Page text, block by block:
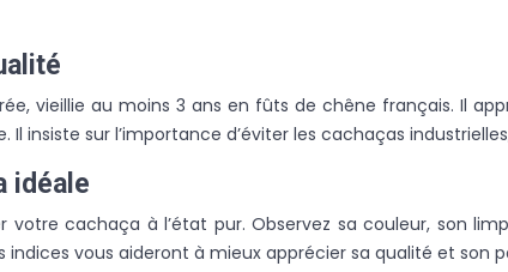
vieillie au moins 3 ans en fûts de chêne français. Il
insiste sur l’importance d’éviter les cachaças
idéale
cachaça à l’état pur. Observez sa couleur, son
vous aideront à mieux apprécier sa qualité et son